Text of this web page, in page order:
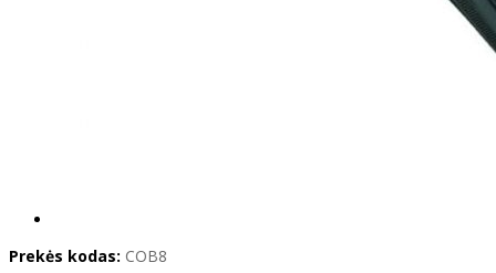
Prekės kodas: COB8